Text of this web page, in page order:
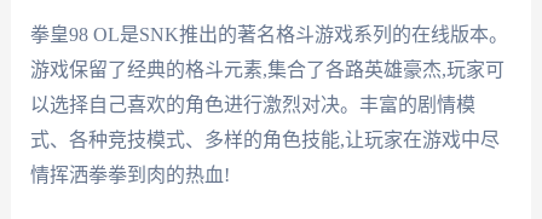
拳皇98 OL是SNK推出的著名格斗游戏系列的在线版本。
游戏保留了经典的格斗元素,集合了各路英雄豪杰,玩家可
以选择自己喜欢的角色进行激烈对决。丰富的剧情模
式、各种竞技模式、多样的角色技能,让玩家在游戏中尽
情挥洒拳拳到肉的热血!